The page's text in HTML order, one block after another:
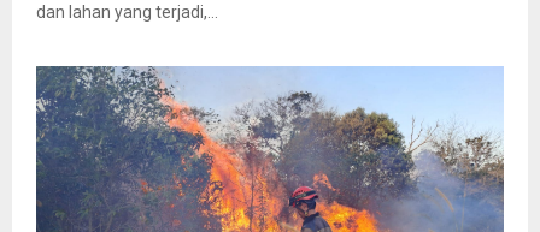
dan lahan yang terjadi,...